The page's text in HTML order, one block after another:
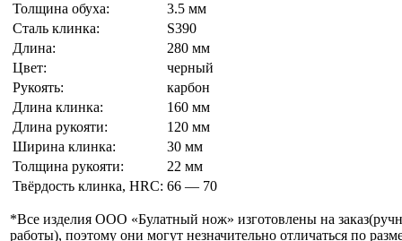
Толщина обуха:
3.5 мм
Сталь клинка:
S390
Длина:
280 мм
Цвет:
черный
Рукоять:
карбон
Длина клинка:
160 мм
Длина рукояти:
120 мм
Ширина клинка:
30 мм
Толщина рукояти:
22 мм
Твёрдость клинка, HRC: 66 — 70
*Все изделия ООО «Булатный нож» изготовлены на
работы), поэтому они могут незначительно отличаться по